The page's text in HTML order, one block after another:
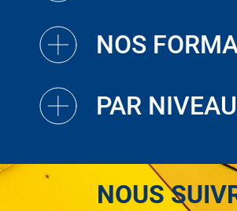
NOS
PAR NIVEAU
NOUS